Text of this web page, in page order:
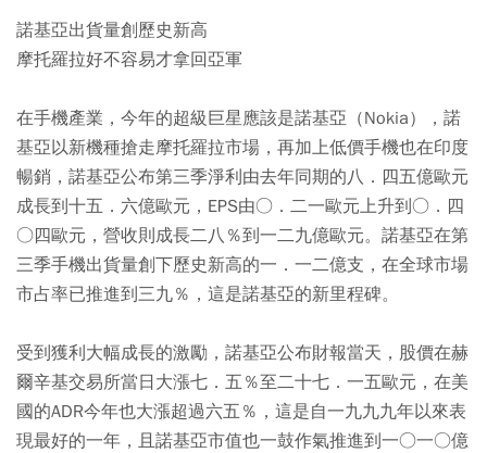
諾基亞出貨量創歷史新高
摩托羅拉好不容易才拿回亞軍
在手機產業，今年的超級巨星應該是諾基亞（Nokia），諾
基亞以新機種搶走摩托羅拉市場，再加上低價手機也在印度
暢銷，諾基亞公布第三季淨利由去年同期的八．四五億歐元
成長到十五．六億歐元，EPS由○．二一歐元上升到○．四
○四歐元，營收則成長二八％到一二九億歐元。諾基亞在第
三季手機出貨量創下歷史新高的一．一二億支，在全球市場
市占率已推進到三九％，這是諾基亞的新里程碑。
受到獲利大幅成長的激勵，諾基亞公布財報當天，股價在赫
爾辛基交易所當日大漲七．五％至二十七．一五歐元，在美
國的ADR今年也大漲超過六五％，這是自一九九九年以來表
現最好的一年，且諾基亞市值也一鼓作氣推進到一○一○億